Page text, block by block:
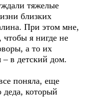
тяжелые
близких
При этом мне,
чтобы я нигде не
а то их
– в детский дом.
поняла, еще
деда, который